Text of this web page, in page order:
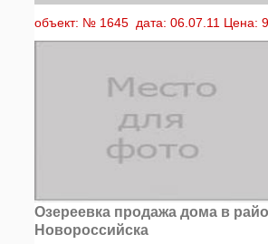
объект: № 1645 дата: 06.07.11 Цена:
Озереевка продажа дома в
Новороссийска